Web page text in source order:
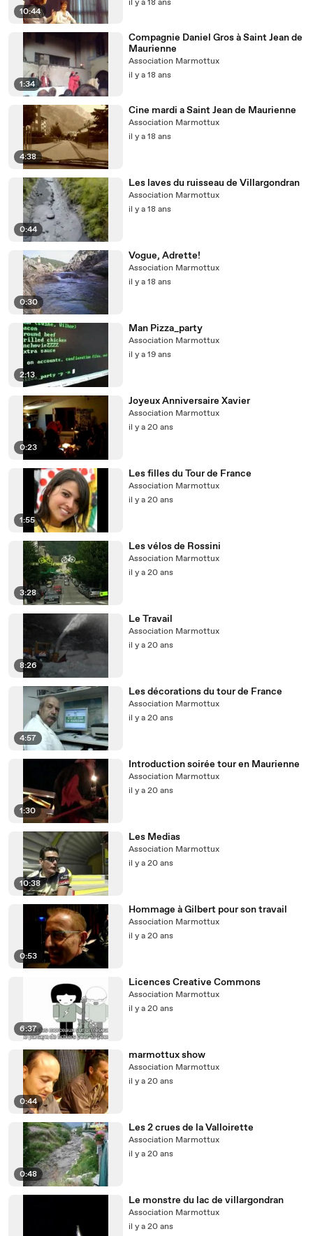
10:44
il y a 18 ans
1:34
Compagnie Daniel Gros à Saint Jean de
Maurienne
Association Marmottux
il y a 18 ans
4:38
Cine mardi a Saint Jean de Maurienne
Association Marmottux
il y a 18 ans
0:44
Les laves du ruisseau de Villargondran
Association Marmottux
il y a 18 ans
0:30
Vogue, Adrette!
Association Marmottux
il y a 18 ans
2:13
Man Pizza_party
Association Marmottux
il y a 19 ans
0:23
Joyeux Anniversaire Xavier
Association Marmottux
il y a 20 ans
1:55
Les filles du Tour de France
Association Marmottux
il y a 20 ans
3:28
Les vélos de Rossini
Association Marmottux
il y a 20 ans
8:26
Le Travail
Association Marmottux
il y a 20 ans
4:57
Les décorations du tour de France
Association Marmottux
il y a 20 ans
1:30
Introduction soirée tour en Maurienne
Association Marmottux
il y a 20 ans
10:38
Les Medias
Association Marmottux
il y a 20 ans
0:53
Hommage à Gilbert pour son travail
Association Marmottux
il y a 20 ans
6:37
Licences Creative Commons
Association Marmottux
il y a 20 ans
0:44
marmottux show
Association Marmottux
il y a 20 ans
0:48
Les 2 crues de la Valloirette
Association Marmottux
il y a 20 ans
Le monstre du lac de villargondran
Association Marmottux
il y a 20 ans